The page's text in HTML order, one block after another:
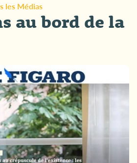
les Médias
au bord de la